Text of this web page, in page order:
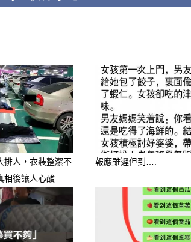
排人，衣裝整潔不
相後讓人心酸
報應雖遲但到….